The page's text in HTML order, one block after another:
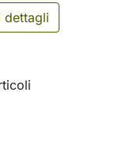
dettagli